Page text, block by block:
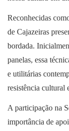
Reconhecidas
de Cajazeiras
bordada.
panelas, essa
e utilitárias
resistência cultural
A participação na
importância de